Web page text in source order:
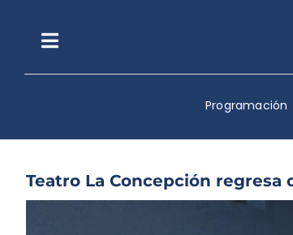
contenidoToggle
Navigation
Programación
Teatro La Concepción regresa